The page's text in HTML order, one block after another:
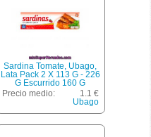
Sardina Tomate, Ubago,
Lata Pack 2 X 113 G - 226
G Escurrido 160 G
Precio medio:
1.1 €
Ubago